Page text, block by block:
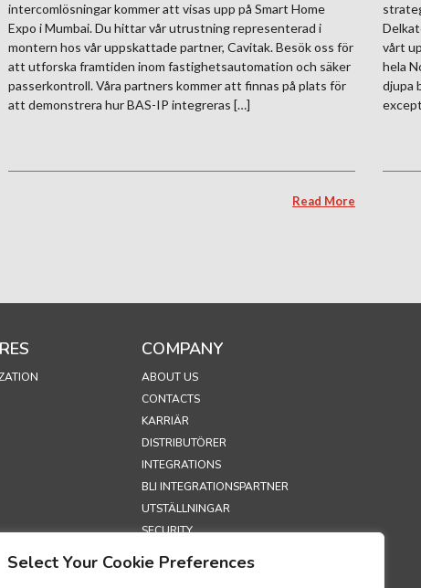
Select Your Cookie Preferences
intercomlösningar kommer att visas upp på Smart Home
Expo i Mumbai. Du hittar vår utrustning representerad i
montern hos vår uppskattade partner, Cavitak. Besök oss för
att utforska framtiden inom fastighetsautomation och säker
passerkontroll. Våra partners kommer att finnas på plats för
att demonstrera hur BAS-IP integreras […]
Read More
vårt
hela
djupa
COMPANY
ABOUT US
CONTACTS
KARRIÄR
DISTRIBUTÖRER
INTEGRATIONS
BLI INTEGRATIONSPARTNER
UTSTÄLLNINGAR
SECURITY